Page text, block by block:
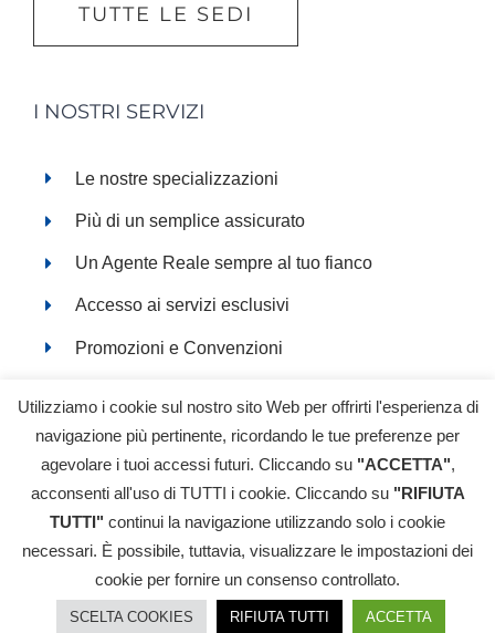
TUTTE LE SEDI
I NOSTRI SERVIZI
Le nostre specializzazioni
Più di un semplice assicurato
Un Agente Reale sempre al tuo fianco
Accesso ai servizi esclusivi
Promozioni e Convenzioni
© Copyright 2018-2026 FILIPPO NOBILE SRL - All Rights
Reserved | P.IVA: 02485240069 |Informativa Privacy
Cookie Policy|Reclami| filippo.nobilesrl@pec.agentireale.it |
Ricerca nel RUI (Registro Unico degli Intermediari
assicurativi e riassicurativi)
Powered by2000Net Srl|SmartWEB360°platform
Utilizziamo i cookie sul nostro sito Web per offrirti l'esperienza di
navigazione più pertinente, ricordando le tue preferenze per
agevolare i tuoi accessi futuri. Cliccando su "ACCETTA",
acconsenti all'uso di TUTTI i cookie. Cliccando su "RIFIUTA
TUTTI" continui la navigazione utilizzando solo i cookie
necessari. È possibile, tuttavia, visualizzare le impostazioni dei
cookie per fornire un consenso controllato.
SCELTA COOKIES RIFIUTA TUTTI ACCETTA